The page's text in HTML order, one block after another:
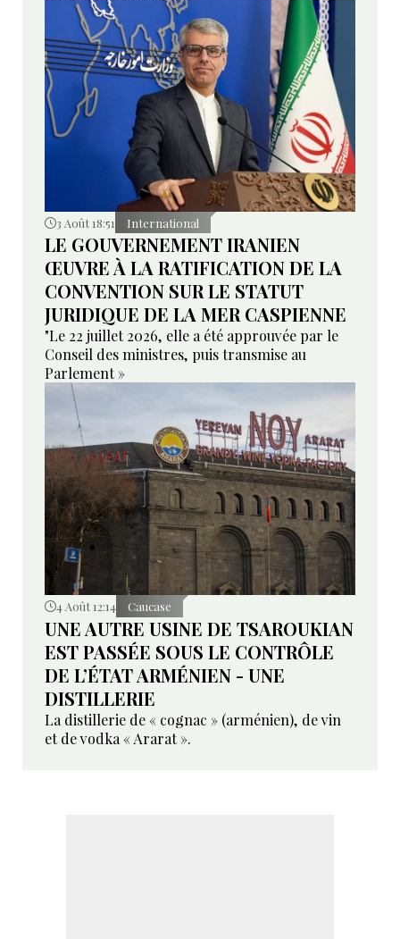
3 Août 18:51 International
LE GOUVERNEMENT IRANIEN
ŒUVRE À LA RATIFICATION DE LA
CONVENTION SUR LE STATUT
JURIDIQUE DE LA MER CASPIENNE
"Le 22 juillet 2026, elle a été approuvée par le
Conseil des ministres, puis transmise au
Parlement »
4 Août 12:14 Caucase
UNE AUTRE USINE DE TSAROUKIAN
EST PASSÉE SOUS LE CONTRÔLE
DE L’ÉTAT ARMÉNIEN - UNE
DISTILLERIE
La distillerie de « cognac » (arménien), de vin
et de vodka « Ararat ».